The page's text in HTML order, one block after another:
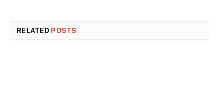
RELATED POSTS